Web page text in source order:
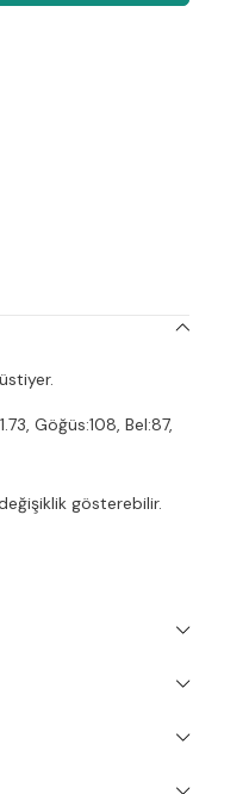
Göğüs:108, Bel:87,
gösterebilir.